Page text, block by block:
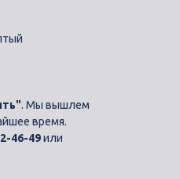
. Мы вышлем
время.
46-49или